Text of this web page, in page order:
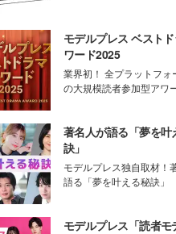
モデルプレス ベスト
ワード2025
業界初！ 全プラットフォ
の大規模読者参加型アワ
著名人が語る「夢を叶
訣」
モデルプレス独自取材！
語る「夢を叶える秘訣」
モデルプレス「読者モ